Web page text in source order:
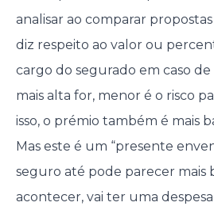
analisar ao comparar
diz respeito ao valor ou
cargo do segurado em caso
mais alta for, menor é o risco
isso, o prémio também é mais
Mas este é um “presente
seguro até pode parecer mais
acontecer, vai ter uma